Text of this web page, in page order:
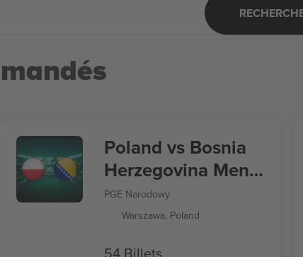
Poland vs Bosnia
Herzegovina Men's
Nations League
PGE Narodowy
Warszawa, Poland
54 Billets